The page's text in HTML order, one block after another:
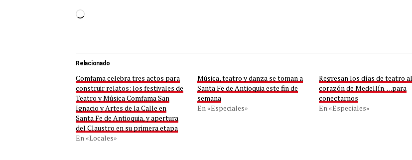
Cargando...
Relacionado
Comfama celebra tres actos para
construir relatos: los festivales de
Teatro y Música Comfama San
Ignacio y Artes de la Calle en
Santa Fe de Antioquia, y apertura
del Claustro en su primera etapa
En «Locales»
Música, teatro y danza se toman a
Santa Fe de Antioquia este fin de
semana
En «Especiales»
Regresan los días de teatro al
corazón de Medellín….para
conectarnos
En «Especiales»